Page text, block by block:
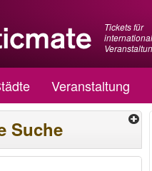
Tickets für
Veranstaltung
Suche